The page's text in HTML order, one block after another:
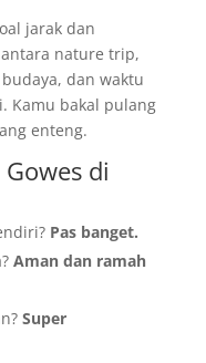
jarak dan
nature trip,
dan waktu
Kamu bakal pulang
enteng.
di
Pas banget.
Aman dan ramah
Super